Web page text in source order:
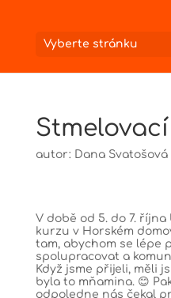
Vyberte stránku
autor: Dana Svatošová
V době od 5. do 7. října
kurzu v Horském
tam, abychom se lépe
spolupracovat a
Když jsme přijeli, měli
byla to mňamina. 😊
odpoledne nás čekal